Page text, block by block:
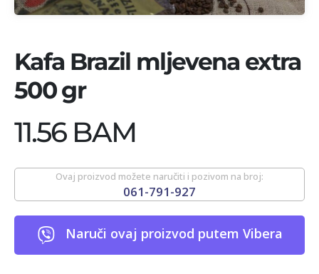
Kafa Brazil mljevena extra
500 gr
11.56 BAM
Ovaj proizvod možete naručiti i pozivom na broj:
061-791-927
Naruči ovaj proizvod putem Vibera